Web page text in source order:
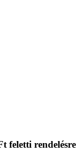
feletti rendelésre